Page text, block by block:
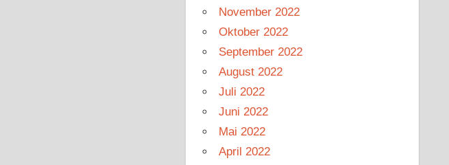
November 2022
Oktober 2022
September 2022
August 2022
Juli 2022
Juni 2022
Mai 2022
April 2022